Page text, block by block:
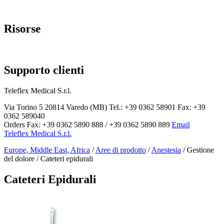
Risorse
Supporto clienti
Teleflex Medical S.r.l.
Via Torino 5 20814 Varedo (MB) Tel.: +39 0362 58901 Fax: +39
0362 589040
Orders Fax: +39 0362 5890 888 / +39 0362 5890 889 Email
Teleflex Medical S.r.l.
Europe, Middle East, Africa /Aree di prodotto /Anestesia / Gestione
del dolore / Cateteri epidurali
Cateteri Epidurali